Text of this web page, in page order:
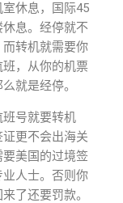
休息，国际45
息。经停就不
转机就需要你
，从你的机票
就是经停。
号就要转机
更不会出海关
美国的过境签
人士。否则你
了还要罚款。